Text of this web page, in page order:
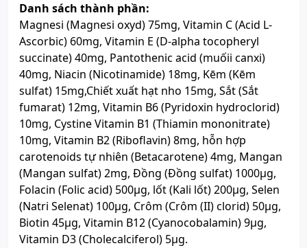
thế thuốc chữa bệnh.
Xem giấy công bố sản phẩm
Danh sách thành phần:
Magnesi (Magnesi oxyd) 75mg, Vitamin C (Acid L-
Ascorbic) 60mg, Vitamin E (D-alpha tocopheryl
succinate) 40mg, Pantothenic acid (muốii canxi)
40mg, Niacin (Nicotinamide) 18mg, Kēm (Kēm
sulfat) 15mg,Chiết xuất hạt nho 15mg, Sắt (Sắt
fumarat) 12mg, Vitamin B6 (Pyridoxin hydroclorid)
10mg, Cystine Vitamin B1 (Thiamin mononitrate)
10mg, Vitamin B2 (Riboflavin) 8mg, hỗn hợp
carotenoids tự nhiên (Betacarotene) 4mg, Mangan
(Mangan sulfat) 2mg, Đồng (Đồng sulfat) 1000μg,
Folacin (Folic acid) 500μg, lốt (Kali lốt) 200μg, Selen
(Natri Selenat) 100μg, Crôm (Crôm (II) clorid) 50μg,
Biotin 45μg, Vitamin B12 (Cyanocobalamin) 9μg,
Vitamin D3 (Cholecalciferol) 5μg.